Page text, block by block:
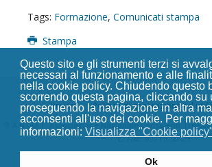
Questo sito e gli strumenti terzi si
necessari al funzionamento e alle
nella cookie policy. Chiudendo questo
scorrendo questa pagina, cliccando su
proseguendo la navigazione in altra
acconsenti all'uso dei cookie. Per
informazioni: Visualizza "Cookie policy"
Ok
Tags: Formazione, Comunicati stampa
Stampa
Privacy Politica di generazione ed
A.N.CO.T. Associazione Nazionale Consulenti
C. Fisc.: 93011050429